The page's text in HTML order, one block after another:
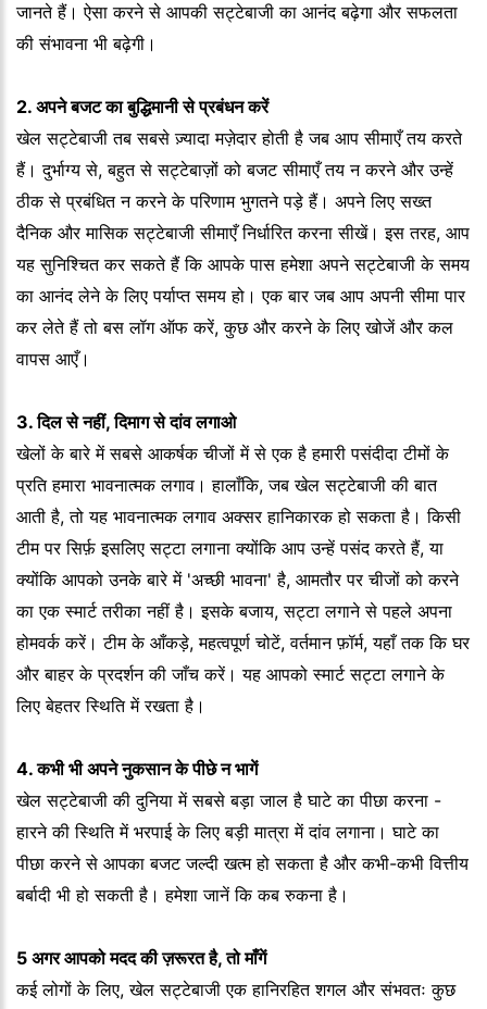
जानते हैं। ऐसा करने से आपकी सट्टेबाजी का आनंद बढ़ेगा और सफलता
की संभावना भी बढ़ेगी।
2. अपने बजट का बुद्धिमानी से प्रबंधन करें
खेल सट्टेबाजी तब सबसे ज़्यादा मज़ेदार होती है जब आप सीमाएँ तय करते
हैं। दुर्भाग्य से, बहुत से सट्टेबाज़ों को बजट सीमाएँ तय न करने और उन्हें
ठीक से प्रबंधित न करने के परिणाम भुगतने पड़े हैं। अपने लिए सख्त
दैनिक और मासिक सट्टेबाजी सीमाएँ निर्धारित करना सीखें। इस तरह, आप
यह सुनिश्चित कर सकते हैं कि आपके पास हमेशा अपने सट्टेबाजी के समय
का आनंद लेने के लिए पर्याप्त समय हो। एक बार जब आप अपनी सीमा पार
कर लेते हैं तो बस लॉग ऑफ करें, कुछ और करने के लिए खोजें और कल
वापस आएँ।
3. दिल से नहीं, दिमाग से दांव लगाओ
खेलों के बारे में सबसे आकर्षक चीजों में से एक है हमारी पसंदीदा टीमों के
प्रति हमारा भावनात्मक लगाव। हालाँकि, जब खेल सट्टेबाजी की बात
आती है, तो यह भावनात्मक लगाव अक्सर हानिकारक हो सकता है। किसी
टीम पर सिर्फ़ इसलिए सट्टा लगाना क्योंकि आप उन्हें पसंद करते हैं, या
क्योंकि आपको उनके बारे में 'अच्छी भावना' है, आमतौर पर चीजों को करने
का एक स्मार्ट तरीका नहीं है। इसके बजाय, सट्टा लगाने से पहले अपना
होमवर्क करें। टीम के आँकड़े, महत्वपूर्ण चोटें, वर्तमान फ़ॉर्म, यहाँ तक कि घर
और बाहर के प्रदर्शन की जाँच करें। यह आपको स्मार्ट सट्टा लगाने के
लिए बेहतर स्थिति में रखता है।
4. कभी भी अपने नुकसान के पीछे न भागें
खेल सट्टेबाजी की दुनिया में सबसे बड़ा जाल है घाटे का पीछा करना -
हारने की स्थिति में भरपाई के लिए बड़ी मात्रा में दांव लगाना। घाटे का
पीछा करने से आपका बजट जल्दी खत्म हो सकता है और कभी-कभी वित्तीय
बर्बादी भी हो सकती है। हमेशा जानें कि कब रुकना है।
5 अगर आपको मदद की ज़रूरत है, तो माँगें
कई लोगों के लिए, खेल सट्टेबाजी एक हानिरहित शगल और संभवतः कुछ